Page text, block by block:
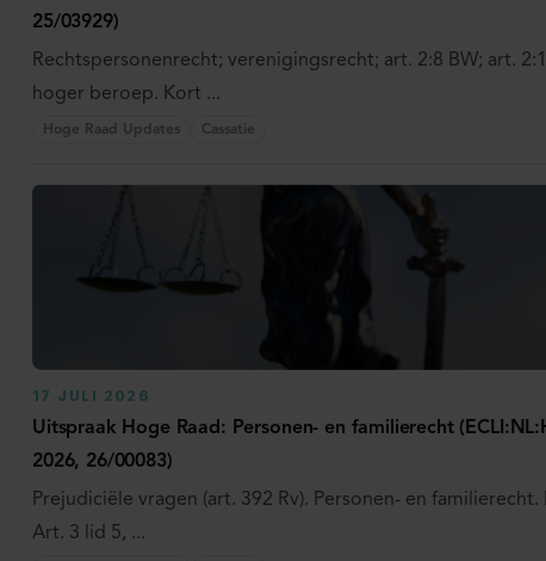
25/03929)
Rechtspersonenrecht; verenigingsrecht; art. 2:8 BW; art.
hoger beroep. Kort ...
Hoge Raad Updates Cassatie
17 JULI 2026
Uitspraak Hoge Raad: Personen- en familierecht
2026, 26/00083)
Prejudiciële vragen (art. 392 Rv). Personen- en
Art. 3 lid 5, ...